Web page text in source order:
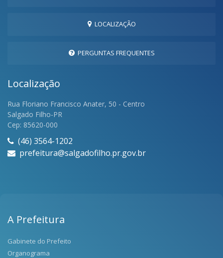
LOCALIZAÇÃO
PERGUNTAS FREQUENTES
Localização
Rua Floriano Francisco Anater, 50 - Centro
Salgado Filho-PR
Cep: 85620-000
(46) 3564-1202
prefeitura@salgadofilho.pr.gov.br
A Prefeitura
Gabinete do Prefeito
Organograma